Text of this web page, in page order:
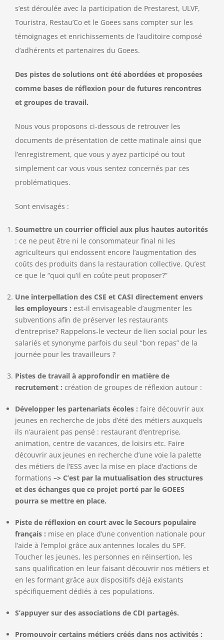
s’est déroulée avec la participation de Prestarest, ULVF,
Touristra, Restau’Co et le Goees sans compter sur les
témoignages et enrichissements de l’auditoire composé
d’adhérents et partenaires du Goees.
Des pistes de solutions ont été abordées et proposées
comme bases de réflexion pour de futures rencontres
et groupes de travail.
Nous vous proposons ci-dessous de retrouver les
documents de présentation de cette matinale ainsi que
l’enregistrement, que vous y ayez participé ou tout
simplement car vous vous sentez concernés par ces
problématiques.
Sont envisagés :
Soumettre un courrier officiel aux plus hautes autorités
: ce ne peut être ni le consommateur final ni les
agriculteurs qui endossent encore l’augmentation des
coûts des produits dans la restauration collective. Qu’est
ce que le “quoi qu’il en coûte peut proposer?”
Une interpellation des CSE et CASI directement envers
les employeurs : est-il envisageable d’augmenter les
subventions afin de préserver les restaurants
d’entreprise? Rappelons-le vecteur de lien social pour les
salariés et synonyme parfois du seul “bon repas” de la
journée pour les travailleurs ?
Pistes de travail à approfondir en matière de
recrutement : création de groupes de réflexion autour :
Développer les partenariats écoles : faire découvrir aux
jeunes en recherche de jobs d’été des métiers auxquels
ils n’auraient pas pensé : restaurant d’entreprise,
animation, centre de vacances, de loisirs etc. Faire
découvrir aux jeunes en recherche d’une voie la palette
des métiers de l’ESS avec la mise en place d’actions de
formations –> C’est par la mutualisation des structures
et des échanges que ce projet porté par le GOEES
pourra se mettre en place.
Piste de réflexion en court avec le Secours populaire
français : mise en place d’une convention nationale pour
l’aide à l’emploi grâce aux antennes locales du SPF.
Toucher les jeunes, les personnes en réinsertion, les
sans qualification en leur faisant découvrir nos métiers et
en les formant grâce aux dispositifs déjà existants
spécifiquement dédiés à ces populations.
S’appuyer sur des associations de CDI partagés.
Promouvoir certains métiers créés dans nos activités :